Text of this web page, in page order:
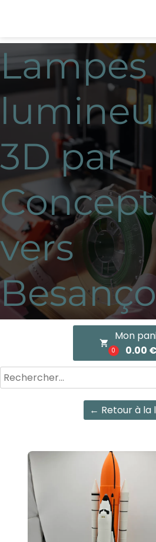
Lampes
3D par
vers
local_grocery_store
0
Mon
0.00 €
← Retour à la